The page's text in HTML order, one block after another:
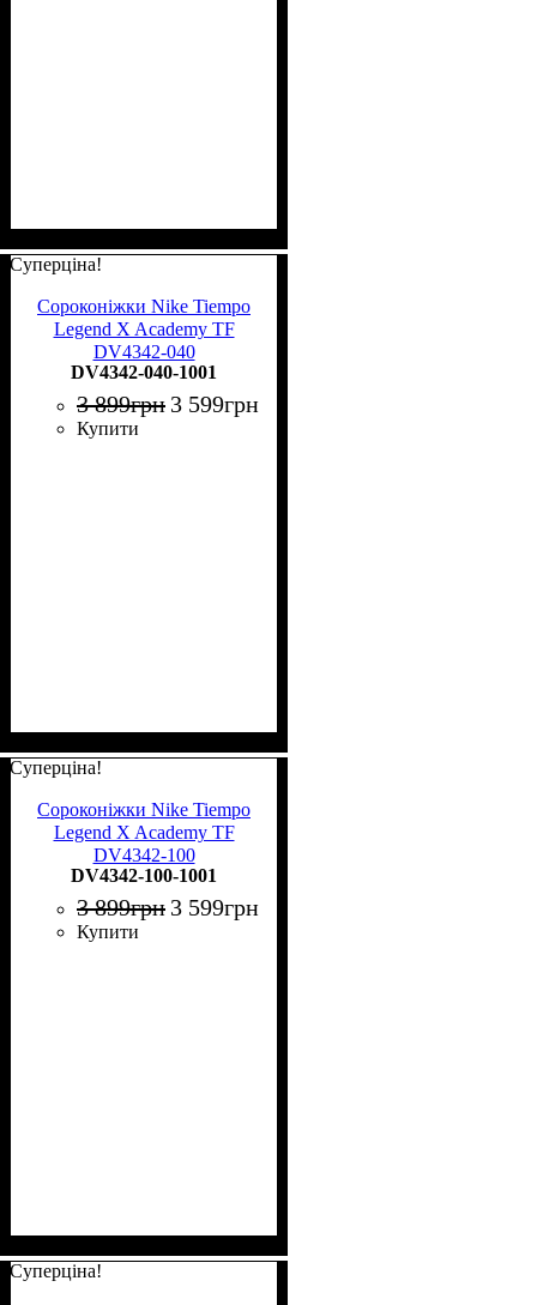
Суперціна!
Сороконіжки Nike Tiempo
Legend X Academy TF
DV4342-040
DV4342-040-1001
3 899грн 3 599грн
Купити
Суперціна!
Сороконіжки Nike Tiempo
Legend X Academy TF
DV4342-100
DV4342-100-1001
3 899грн 3 599грн
Купити
Суперціна!